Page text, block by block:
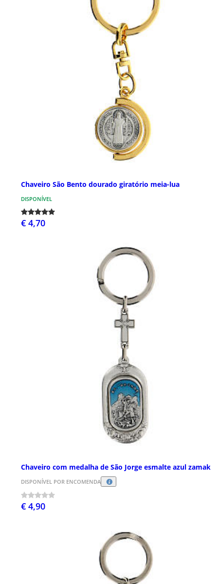
Chaveiro São Bento dourado giratório meia-lua
DISPONÍVEL
€ 4,70
Chaveiro com medalha de São Jorge esmalte azul zamak
DISPONÍVEL POR ENCOMENDA
€ 4,90